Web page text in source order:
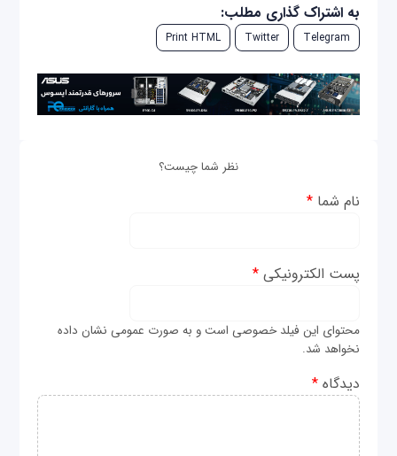
به اشتراک گذاری مطلب:
Telegram
Twitter
Print HTML
نظر شما چیست؟
نام شما*
پست الکترونیکی*
محتوای این فیلد خصوصی است و به صورت عمومی نشان داده
نخواهد شد.
دیدگاه*